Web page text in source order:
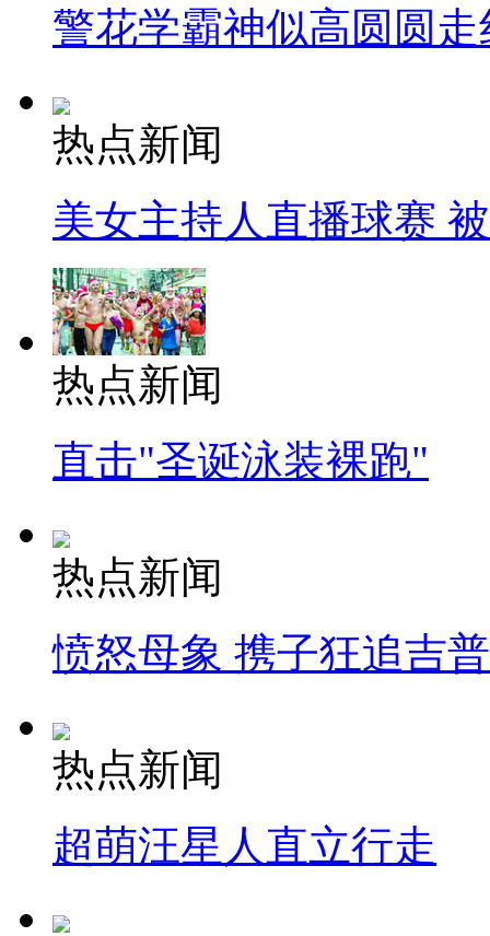
警花学霸神似高圆圆走
热点新闻
美女主持人直播球赛
热点新闻
直击"圣诞泳装裸跑"
热点新闻
愤怒母象 携子狂追吉
热点新闻
超萌汪星人直立行走